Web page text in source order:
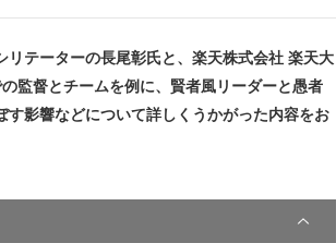
テーターの長尾彰氏と、楽天株式会社 楽天大
監督とチームを例に、賢者風リーダーと愚者
影響などについて詳しくうかがった内容をお